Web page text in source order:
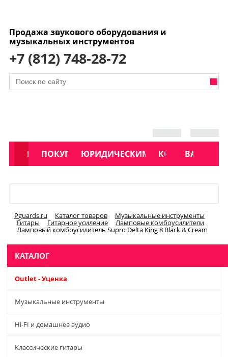
Продажа звукового оборудования и
музыкальных инструментов
+7 (812) 748-28-72
АКЦИИ
КАТАЛОГ
ПОКУПАТЕЛЯМЮРИДИЧЕСКИМ ЛИЦАМКОНТАКТЫ
УСЛУГИ
Pguards.ru Каталог товаров Музыкальные инструменты
Гитары Гитарное усиление Ламповые комбоусилители
Ламповый комбоусилитель Supro Delta King 8 Black & Cream
КАТАЛОГ
Outlet - Уценка
Музыкальные инструменты
Hi-FI и домашнее аудио
Классические гитары